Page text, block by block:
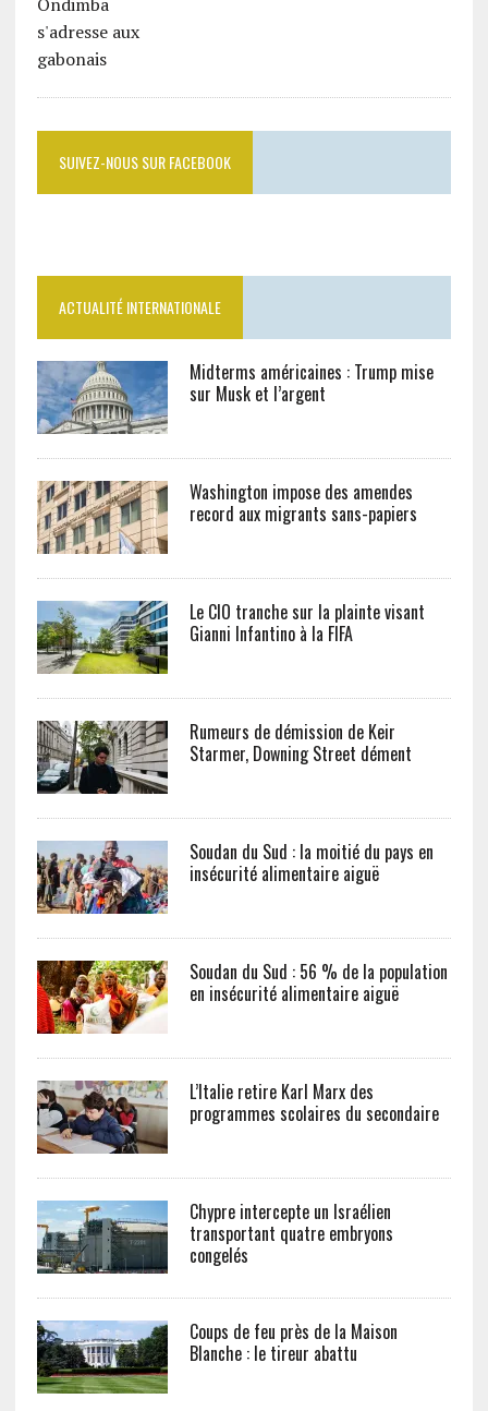
SUIVEZ-NOUS SUR FACEBOOK
ACTUALITÉ INTERNATIONALE
Midterms américaines : Trump mise
sur Musk et l’argent
Washington impose des amendes
record aux migrants sans-papiers
Le CIO tranche sur la plainte visant
Gianni Infantino à la FIFA
Rumeurs de démission de Keir
Starmer, Downing Street dément
Soudan du Sud : la moitié du pays en
insécurité alimentaire aiguë
Soudan du Sud : 56 % de la population
en insécurité alimentaire aiguë
L’Italie retire Karl Marx des
programmes scolaires du secondaire
Chypre intercepte un Israélien
transportant quatre embryons
congelés
Coups de feu près de la Maison
Blanche : le tireur abattu